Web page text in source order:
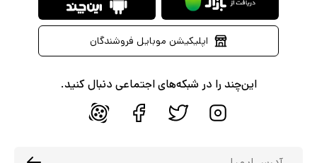
اپلیکیشن موبایل فروشندگان
این‌چند را در شبکه‌های اجتماعی دنبال کنید.